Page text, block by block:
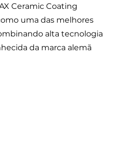
Ceramic Coating
uma das melhores
alta tecnologia
da marca alemã